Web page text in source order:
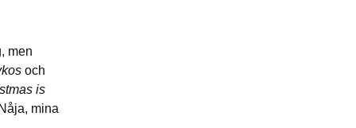
men
och
is
mina